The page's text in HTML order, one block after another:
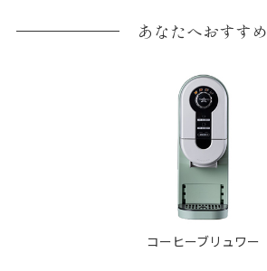
あなたへおすすめ
コーヒーブリュワー